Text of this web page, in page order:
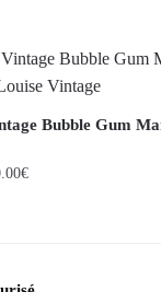
Bubble Gum
€